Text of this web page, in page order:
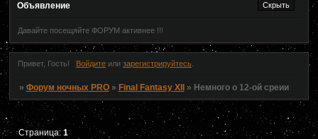
Объявление
Давайте посещяйте ФОРУМ активнее !!!
Привет, Гость! Войдитеили зарегистрируйтесь.
» Форум ночных PRO » Final Fantasy XII » Немного о 12-ой среии
Страница: 1